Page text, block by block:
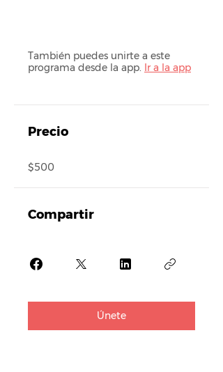
También puedes unirte a este
programa desde la app. Ir a la app
Precio
$500
Compartir
Únete